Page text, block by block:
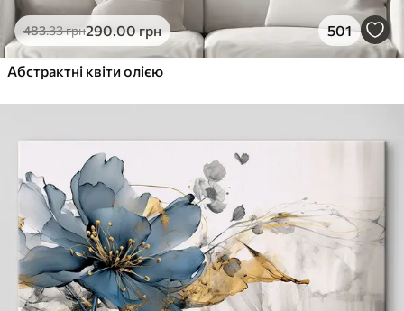
483.33грн290.00грн 501
Абстрактні квіти олією